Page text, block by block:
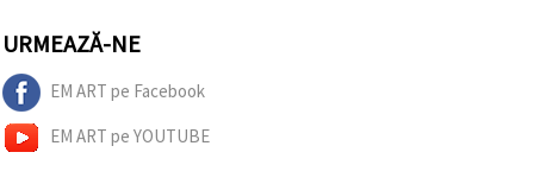
URMEAZĂ-NE
EM ART pe Facebook
EM ART pe YOUTUBE